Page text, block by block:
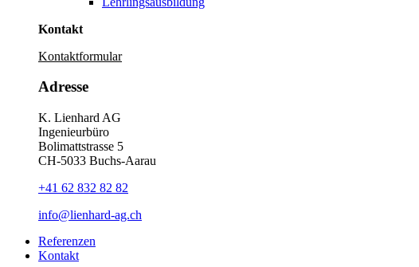
Kontakt
Kontaktformular
Adresse
K. Lienhard AG
Ingenieurbüro
Bolimattstrasse 5
CH-5033 Buchs-Aarau
+41 62 832 82 82
info@lienhard-ag.ch
Referenzen
Kontakt